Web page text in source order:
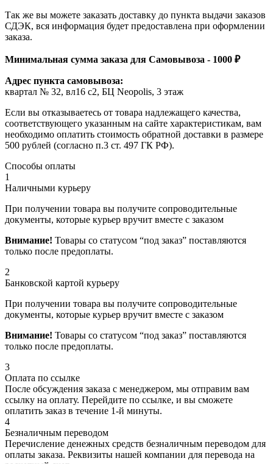
Так же вы можете заказать доставку до пункта выдачи заказов
СДЭК, вся информация будет предоставлена при оформлении
заказа.
Минимальная сумма заказа для Самовывоза - 1000 ₽
Адрес пункта самовывоза:
квартал № 32, вл16 с2, БЦ Neopolis, 3 этаж
Если вы отказываетесь от товара надлежащего качества,
соответствующего указанным на сайте характеристикам, вам
необходимо оплатить стоимость обратной доставки в размере
500 рублей (согласно п.3 ст. 497 ГК РФ).
Способы оплаты
1
Наличными курьеру
При получении товара вы получите сопроводительные
документы, которые курьер вручит вместе с заказом
Внимание! Товары со статусом “под заказ” поставляются
только после предоплаты.
2
Банковской картой курьеру
При получении товара вы получите сопроводительные
документы, которые курьер вручит вместе с заказом
Внимание! Товары со статусом “под заказ” поставляются
только после предоплаты.
3
Оплата по ссылке
После обсуждения заказа с менеджером, мы отправим вам
ссылку на оплату. Перейдите по ссылке, и вы сможете
оплатить заказ в течение 1-й минуты.
4
Безналичным переводом
Перечисление денежных средств безналичным переводом для
оплаты заказа. Реквизиты нашей компании для перевода на